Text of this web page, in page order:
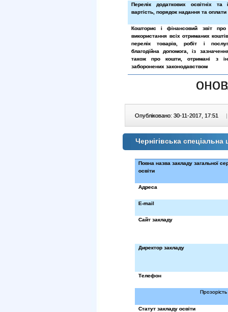
Перелік додаткових освітніх та
вартість, порядок надання та оплати
Кошторис і фінансовий звіт
використання всіх отриманих
перелік товарів, робіт і
благодійна допомога, із
також про кошти, отримані з
заборонених законодавством
Опубліковано: 30-11-2017, 17:51 |
Чернігівська
Повна назва закладу загальної
освіти
Адреса
E-mail
Сайт закладу
Директор закладу
Телефон
Прозорість
Статут закладу освіти